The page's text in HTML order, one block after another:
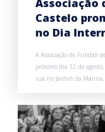
Associação
Castelo
no Dia
A Associação de Futebol
próximo dia 12 de
rua no Jardim da